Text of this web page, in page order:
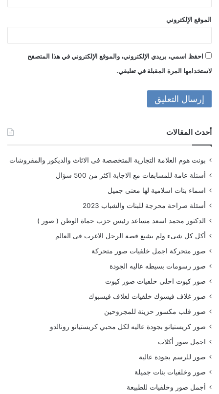
الموقع الإلكتروني
احفظ اسمي، بريدي الإلكتروني، والموقع الإلكتروني في هذا المتصفح
لاستخدامها المرة المقبلة في تعليقي.
أحدث المقالات
بونت هوم العلامة التجارية المتخصصة فى الاثاث والديكور والمفروشات
أسئلة عامة للمسابقات مع الاجابة اكثر من 500 سؤال
اسماء بنات اسلامية لها معنى جميل
أسئلة صراحة محرجة للبنات والشباب 2023
الدكتور محمد اسعد مساعد رئيس حزب حماة الوطن ( صور )
أكل كل شىء ولم يشبع قصة الرجل الاغرب فى العالم
صور متحركة اجمل خلفيات صور متحركة
صور رسومات بسيطه عاليه الجودة
صور كيوت احلى خلفيات صور كيوت
صور غلاف فيسوك خلفيات لغلاف فيسبوك
صور قلب مكسور حزينة للمجروحين
صور كريستيانو بجودة عاليه لكل محبي كريستيانو رونالدو
اجمل صور أكلات
صور للرسم بجودة عالية
صور وخلفيات بنات جميلة
أجمل صور وخلفيات للطبيعة